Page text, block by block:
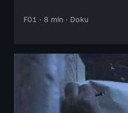
F01 · 8 min · Doku